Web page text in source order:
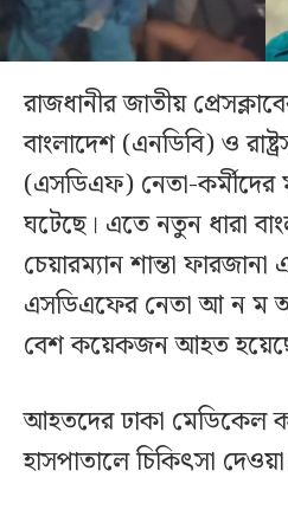
রাজধানীর জাতীয়
বাংলাদেশ (এনডিবি) ও
(এসডিএফ) নেতা-কর্মীদের
ঘটেছে। এতে নতুন ধারা
চেয়ারম্যান শান্তা
এসডিএফের নেতা আ ন ম
বেশ কয়েকজন আহত
আহতদের ঢাকা মেডিকেল
হাসপাতালে চিকিৎসা